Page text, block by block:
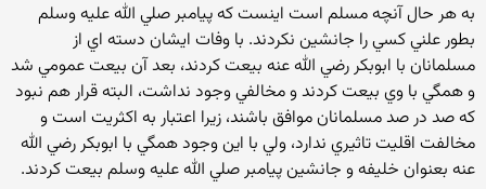
به هر حال آنچه مسلم است اينست که پيامبر صلي الله عليه وسلم
بطور علني کسي را جانشين نکردند. با وفات ايشان دسته اي از
مسلمانان با ابوبکر رضي الله عنه بيعت کردند، بعد آن بيعت عمومي شد
و همگي با وي بيعت کردند و مخالفي وجود نداشت، البته قرار هم نبود
که صد در صد مسلمانان موافق باشند، زيرا اعتبار به اکثريت است و
مخالفت اقليت تاثيري ندارد، ولي با اين وجود همگي با ابوبکر رضي الله
عنه بعنوان خليفه و جانشين پيامبر صلي الله عليه وسلم بيعت کردند.